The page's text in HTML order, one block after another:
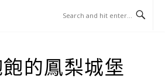
的鳳梨城堡